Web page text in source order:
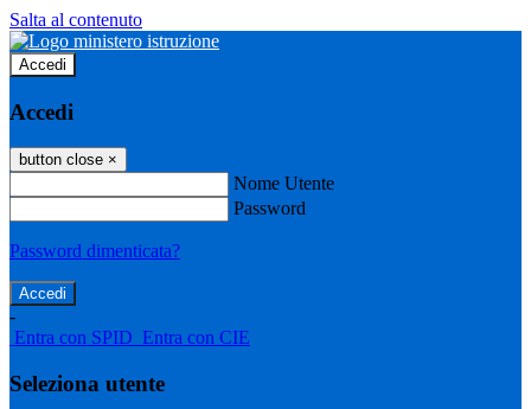
Salta al contenuto
Accedi
Accedi
button close ×
Nome Utente
Password
Password dimenticata?
-
Entra con SPID Entra con CIE
Seleziona utente